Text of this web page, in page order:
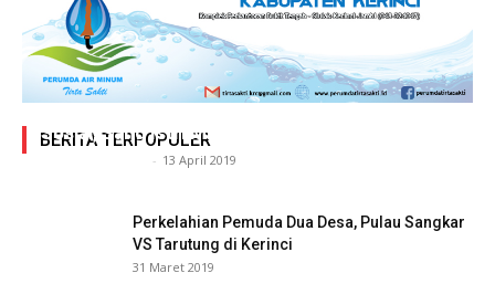
BERITA TERPOPULER
Adegan Ranjang Dua Kadis, Perhubungan Vs
Sosial, Sang Istri Miliki Bukti Video Mesum Hot
- 13 April 2019
Perkelahian Pemuda Dua Desa, Pulau Sangkar
VS Tarutung di Kerinci
31 Maret 2019